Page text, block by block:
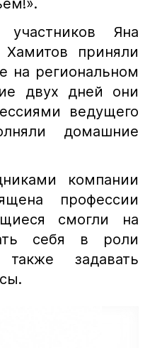
Яна
приняли
на региональном
двух дней они
ведущего
домашние
компании
профессии
смогли на
себя в роли
задавать